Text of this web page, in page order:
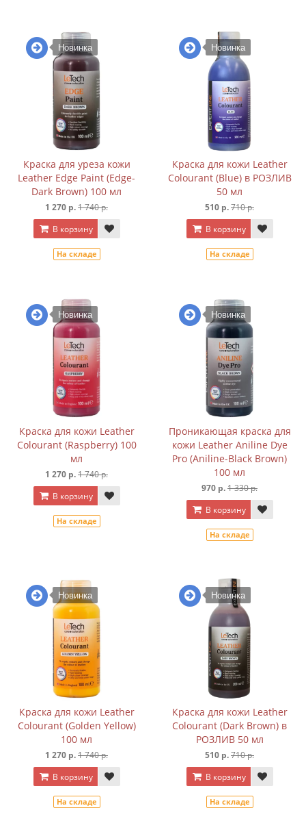
Новинка
Краска для уреза кожи
Leather Edge Paint (Edge-
Dark Brown) 100 мл
1 270 р.1 740 р.
В корзину
На складе
Новинка
Краска для кожи Leather
Colourant (Blue) в РОЗЛИВ
50 мл
510 р.710 р.
В корзину
На складе
Новинка
Краска для кожи Leather
Colourant (Raspberry) 100
мл
1 270 р.1 740 р.
В корзину
На складе
Новинка
Проникающая краска для
кожи Leather Aniline Dye
Pro (Aniline-Black Brown)
100 мл
970 р.1 330 р.
В корзину
На складе
Новинка
Краска для кожи Leather
Colourant (Golden Yellow)
100 мл
1 270 р.1 740 р.
В корзину
На складе
Новинка
Краска для кожи Leather
Colourant (Dark Brown) в
РОЗЛИВ 50 мл
510 р.710 р.
В корзину
На складе